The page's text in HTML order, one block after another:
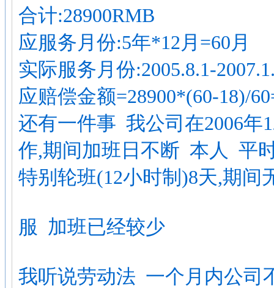
合计:28900RMB
应服务月份:5年*12月=60月
实际服务月份:2005.8.1-
应赔偿金额=28900*(60-18)/
还有一件事 我公司在2006年
作,期间加班日不断 本人 平
特别轮班(12小时制)8天,期
服 加班已经较少
我听说劳动法 一个月内公司